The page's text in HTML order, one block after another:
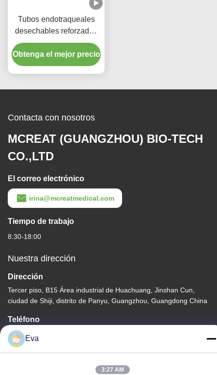
Tubos endotraqueales
desechables reforzados
con puerto de succión
micro delgado con
esposas de PU
Obtenga el mejor precio
Contacta con nosotros
MCREAT (GUANGZHOU) BIO-TECH
CO.,LTD
El correo electrónico
irina@mcreatmedical.com
Tiempo de trabajo
8:30-18:00
Nuestra dirección
Dirección
Tercer piso, B15 Área industrial de Huachuang, Jinshan Cun,
ciudad de Shiji, distrito de Panyu, Guangzhou, Guangdong China
Teléfono
86-020-3156-0583
Eva
3:27 AM